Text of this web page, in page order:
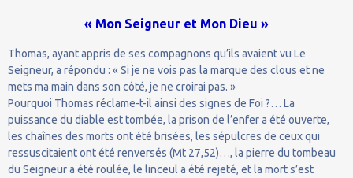
« Mon Seigneur et Mon Dieu »
Thomas, ayant appris de ses compagnons qu’ils avaient vu Le
Seigneur, a répondu : « Si je ne vois pas la marque des clous et ne
mets ma main dans son côté, je ne croirai pas. »
Pourquoi Thomas réclame-t-il ainsi des signes de Foi ?… La
puissance du diable est tombée, la prison de l’enfer a été ouverte,
les chaînes des morts ont été brisées, les sépulcres de ceux qui
ressuscitaient ont été renversés (Mt 27,52)…, la pierre du tombeau
du Seigneur a été roulée, le linceul a été rejeté, et la mort s’est